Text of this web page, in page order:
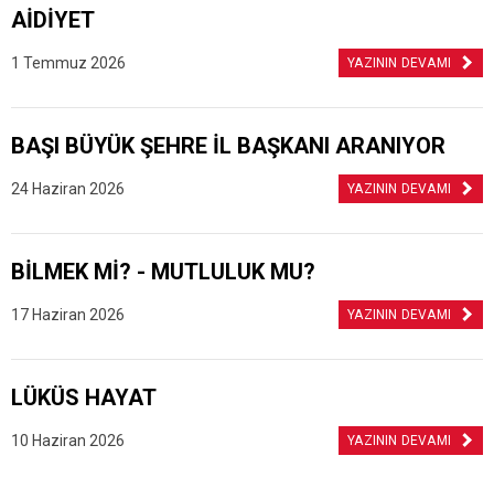
AİDİYET
1 Temmuz 2026 YAZININ DEVAMI
BAŞI BÜYÜK ŞEHRE İL BAŞKANI ARANIYOR
24 Haziran 2026 YAZININ DEVAMI
BİLMEK Mİ? - MUTLULUK MU?
17 Haziran 2026 YAZININ DEVAMI
LÜKÜS HAYAT
10 Haziran 2026 YAZININ DEVAMI